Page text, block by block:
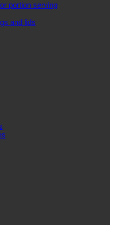
portion serving
and lids